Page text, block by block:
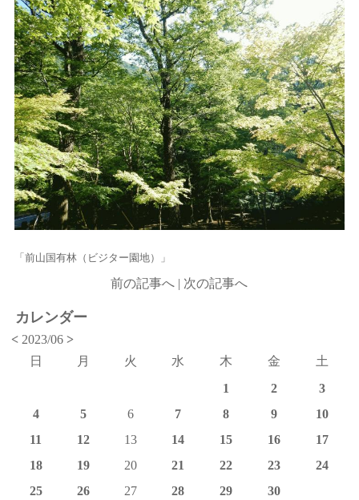
「前山国有林（ビジター園地）」
前の記事へ | 次の記事へ
カレンダー
< 2023/06>
日
月 火 水 木 金
土
1
2
3
4
5 6 7 8 9
10
11
12 13 14 15 16
17
18
19 20 21 22 23
24
25
26 27 28 29 30